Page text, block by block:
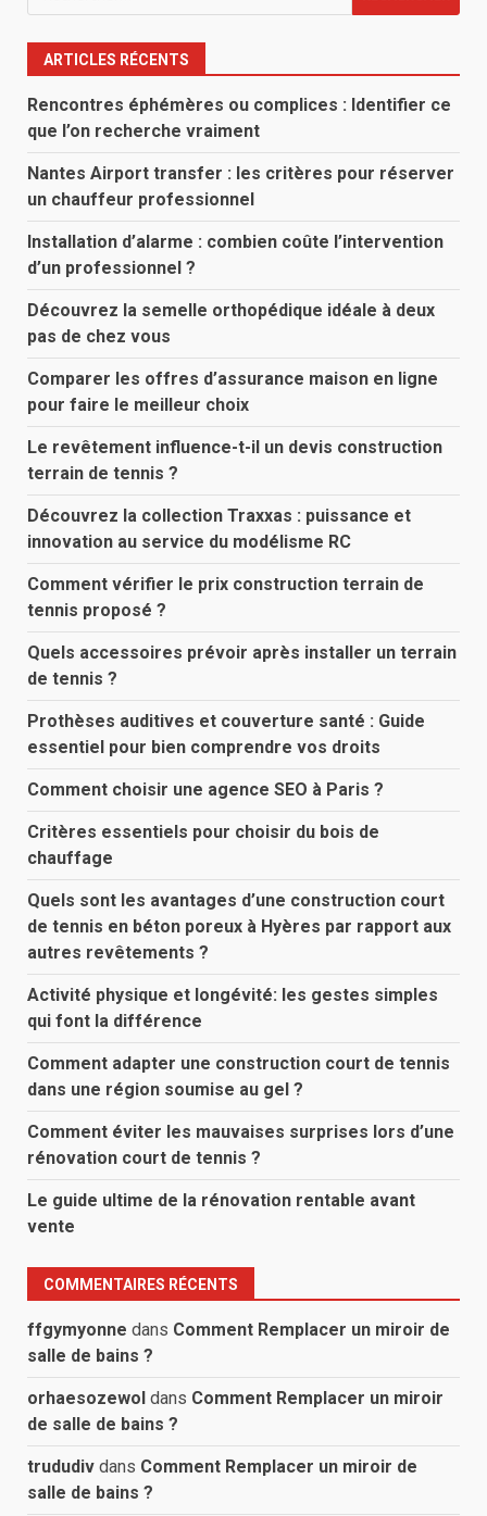
ARTICLES RÉCENTS
Rencontres éphémères ou complices : Identifier ce
que l’on recherche vraiment
Nantes Airport transfer : les critères pour réserver
un chauffeur professionnel
Installation d’alarme : combien coûte l’intervention
d’un professionnel ?
Découvrez la semelle orthopédique idéale à deux
pas de chez vous
Comparer les offres d’assurance maison en ligne
pour faire le meilleur choix
Le revêtement influence-t-il un devis construction
terrain de tennis ?
Découvrez la collection Traxxas : puissance et
innovation au service du modélisme RC
Comment vérifier le prix construction terrain de
tennis proposé ?
Quels accessoires prévoir après installer un terrain
de tennis ?
Prothèses auditives et couverture santé : Guide
essentiel pour bien comprendre vos droits
Comment choisir une agence SEO à Paris ?
Critères essentiels pour choisir du bois de
chauffage
Quels sont les avantages d’une construction court
de tennis en béton poreux à Hyères par rapport aux
autres revêtements ?
Activité physique et longévité: les gestes simples
qui font la différence
Comment adapter une construction court de tennis
dans une région soumise au gel ?
Comment éviter les mauvaises surprises lors d’une
rénovation court de tennis ?
Le guide ultime de la rénovation rentable avant
vente
COMMENTAIRES RÉCENTS
ffgymyonne dans Comment Remplacer un miroir de
salle de bains ?
orhaesozewol dans Comment Remplacer un miroir
de salle de bains ?
trududiv dans Comment Remplacer un miroir de
salle de bains ?